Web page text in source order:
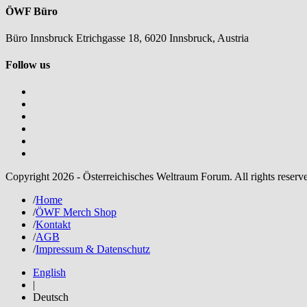
ÖWF Büro
Büro Innsbruck Etrichgasse 18, 6020 Innsbruck, Austria
Follow us
Copyright 2026 - Österreichisches Weltraum Forum. All rights
/Home
/ÖWF Merch Shop
/Kontakt
/AGB
/Impressum & Datenschutz
English
Deutsch